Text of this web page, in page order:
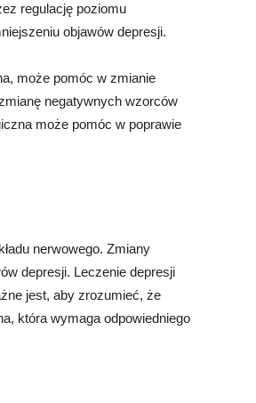
regulację poziomu
objawów depresji.
może pomóc w zmianie
negatywnych wzorców
może pomóc w poprawie
nerwowego. Zmiany
depresji. Leczenie depresji
jest, aby zrozumieć, że
która wymaga odpowiedniego